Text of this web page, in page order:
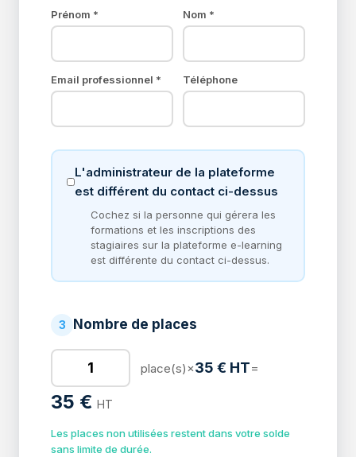
Prénom * Nom *
Email professionnel * Téléphone
L'administrateur de la plateforme
est différent du contact ci-dessus
Cochez si la personne qui gérera les
formations et les inscriptions des
stagiaires sur la plateforme e-learning
est différente du contact ci-dessus.
3 Nombre de places
place(s)×35 € HT=
35 € HT
Les places non utilisées restent dans votre solde
sans limite de durée.